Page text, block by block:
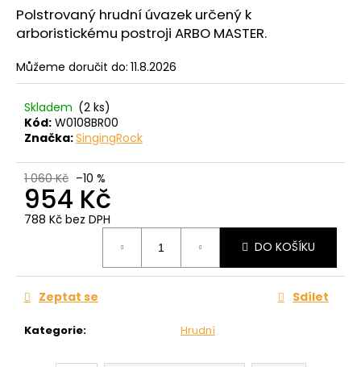
z
5
hvězdiček.
Polstrovaný hrudní úvazek určený k
arboristickému postroji ARBO MASTER.
Můžeme doručit do: 11.8.2026
Skladem (2 ks)
Kód: W0108BR00
Značka:SingingRock
1 060 Kč –10 %
954 Kč
788 Kč bez DPH
DO KOŠÍKU
Kategorie: Hrudní
Zeptat se Sdílet
u
j
m
e